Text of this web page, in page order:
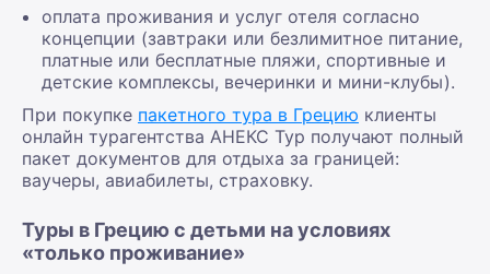
оплата проживания и услуг отеля согласно
концепции (завтраки или безлимитное питание,
платные или бесплатные пляжи, спортивные и
детские комплексы, вечеринки и мини-клубы).
При покупке пакетного тура в Грецию клиенты
онлайн турагентства АНЕКС Тур получают полный
пакет документов для отдыха за границей:
ваучеры, авиабилеты, страховку.
Туры в Грецию с детьми на условиях
«только проживание»